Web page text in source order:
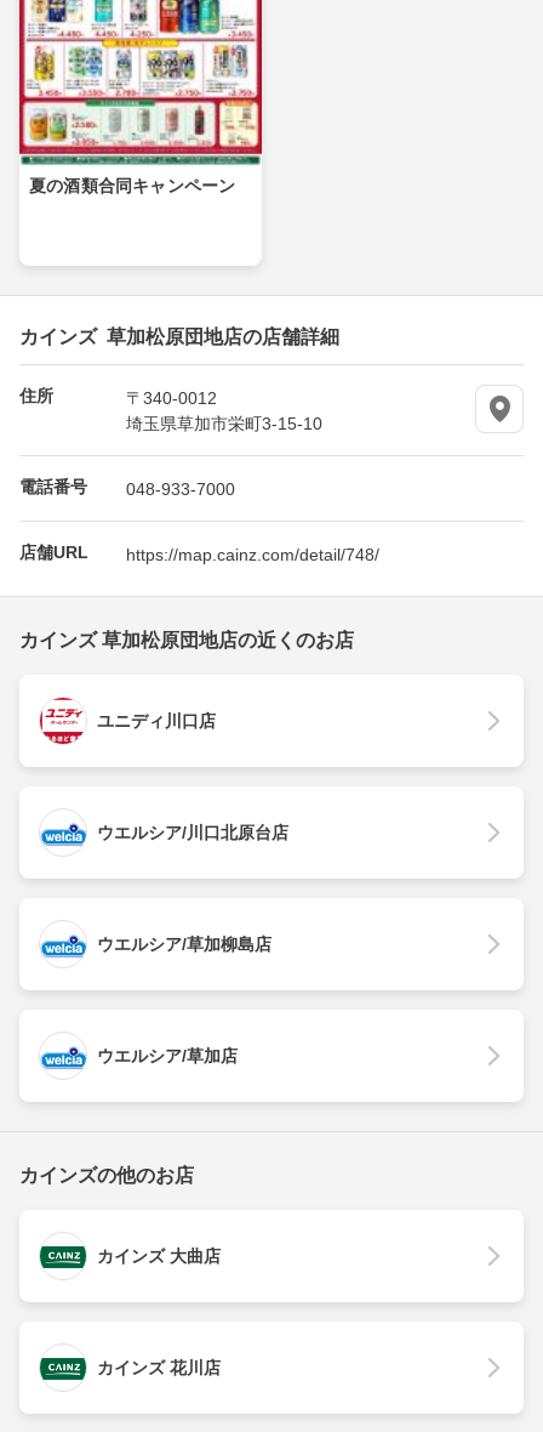
夏の酒類合同キャンペーン
カインズ 草加松原団地店の店舗詳細
住所
〒340-0012
埼玉県草加市栄町3-15-10
電話番号 048-933-7000
店舗URL https://map.cainz.com/detail/748/
カインズ 草加松原団地店の近くのお店
ユニディ川口店
ウエルシア/川口北原台店
ウエルシア/草加柳島店
ウエルシア/草加店
カインズの他のお店
カインズ 大曲店
カインズ 花川店